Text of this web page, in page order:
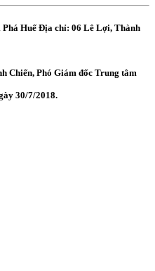
Huế Địa chỉ: 06 Lê Lợi, Thành
Chiến, Phó Giám đốc Trung tâm
30/7/2018.